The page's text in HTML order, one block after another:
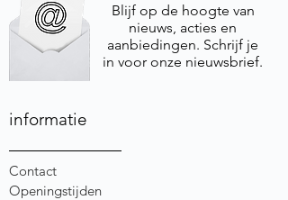
Blijf op de hoogte van
nieuws, acties en
aanbiedingen. Schrijf je
in voor onze nieuwsbrief.
informatie
Contact
Openingstijden